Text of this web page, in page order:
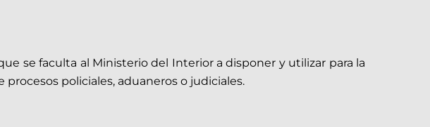
se faculta al Ministerio del Interior a disponer y utilizar para la
policiales, aduaneros o judiciales.